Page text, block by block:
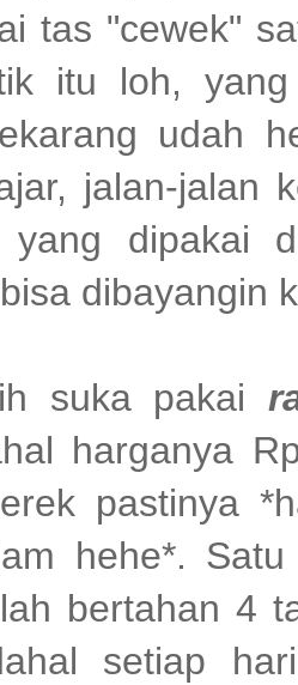
tas "cewek"
itu loh,
udah
jalan-jalan
yang dipakai
dibayangin
suka pakai
harganya
pastinya
hehe*.
bertahan 4
setiap